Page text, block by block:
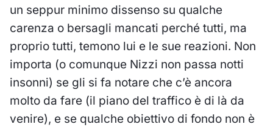
un seppur minimo dissenso su qualche
carenza o bersagli mancati perché tutti, ma
proprio tutti, temono lui e le sue reazioni. Non
importa (o comunque Nizzi non passa notti
insonni) se gli si fa notare che c’è ancora
molto da fare (il piano del traffico è di là da
venire), e se qualche obiettivo di fondo non è